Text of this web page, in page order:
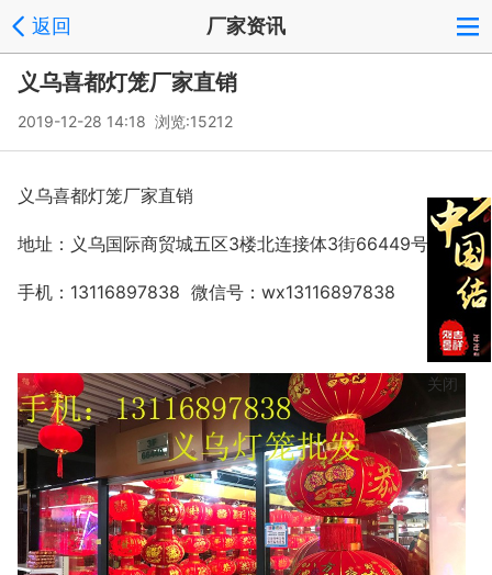
返回 厂家资讯
义乌喜都灯笼厂家直销
2019-12-28 14:18 浏览:15212
义乌喜都灯笼厂家直销
地址：义乌国际商贸城五区3楼北连接体3街66449号
手机：13116897838 微信号：wx13116897838
关闭